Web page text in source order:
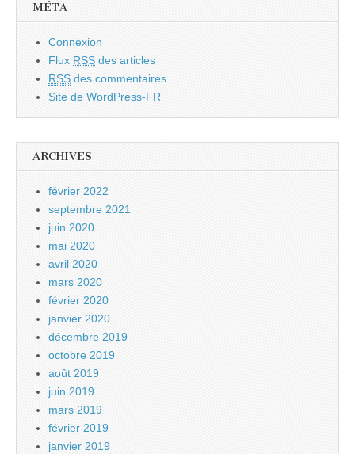
MÉTA
Connexion
Flux RSS des articles
RSS des commentaires
Site de WordPress-FR
ARCHIVES
février 2022
septembre 2021
juin 2020
mai 2020
avril 2020
mars 2020
février 2020
janvier 2020
décembre 2019
octobre 2019
août 2019
juin 2019
mars 2019
février 2019
janvier 2019